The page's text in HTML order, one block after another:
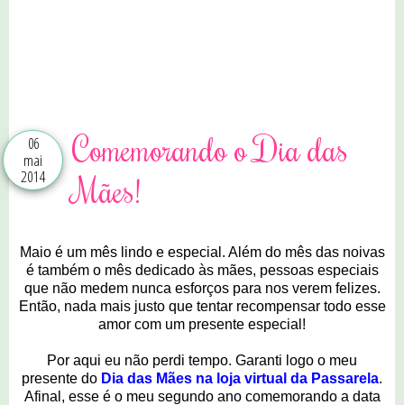
06
mai
2014
Comemorando o Dia das
Mães!
Maio é um mês lindo e especial. Além do mês das noivas
é também o mês dedicado às mães, pessoas especiais
que não medem nunca esforços para nos verem felizes.
Então, nada mais justo que tentar recompensar todo esse
amor com um presente especial!
Por aqui eu não perdi tempo. Garanti logo o meu
presente do Dia das Mães na loja virtual da Passarela.
Afinal, esse é o meu segundo ano comemorando a data